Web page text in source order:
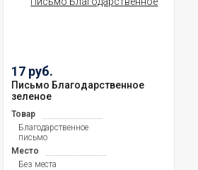
17 руб.
Письмо Благодарственное
зеленое
Товар
Благодарственное
письмо
Место
Без места